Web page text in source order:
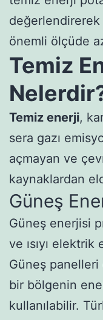
değerlendirerek
önemli ölçüde
Temiz
Temiz enerji,
sera gazı
açmayan ve
kaynaklardan
Güneş
Güneş enerjisi
ve ısıyı
Güneş
bir bölgenin
kullanılabilir.